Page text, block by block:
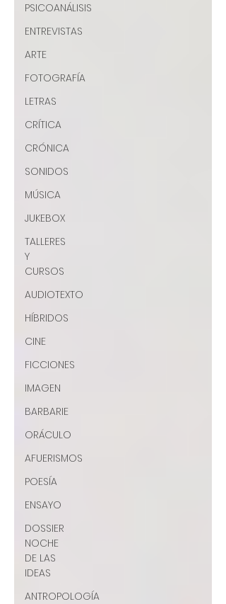
PSICOANÁLISIS
ENTREVISTAS
ARTE
FOTOGRAFÍA
LETRAS
CRÍTICA
CRÓNICA
SONIDOS
MÚSICA
JUKEBOX
TALLERES
Y
CURSOS
AUDIOTEXTO
HÍBRIDOS
CINE
FICCIONES
IMAGEN
BARBARIE
ORÁCULO
AFUERISMOS
POESÍA
ENSAYO
DOSSIER
NOCHE
DE LAS
IDEAS
ANTROPOLOGÍA